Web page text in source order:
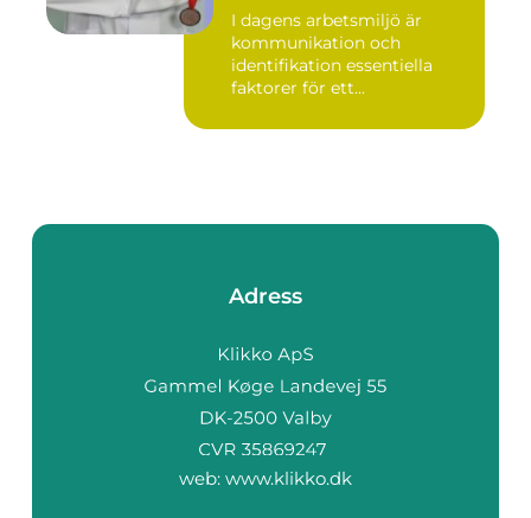
I dagens arbetsmiljö är
kommunikation och
identifikation essentiella
faktorer för ett...
Adress
web: www.klikko.dk